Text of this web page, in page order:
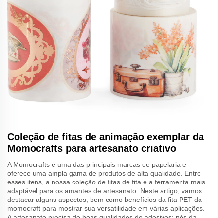
Coleção de fitas de animação exemplar da
Momocrafts para artesanato criativo
A Momocrafts é uma das principais marcas de papelaria e
oferece uma ampla gama de produtos de alta qualidade. Entre
esses itens, a nossa coleção de fitas de fita é a ferramenta mais
adaptável para os amantes de artesanato. Neste artigo, vamos
destacar alguns aspectos, bem como benefícios da fita PET da
momocraft para mostrar sua versatilidade em várias aplicações.